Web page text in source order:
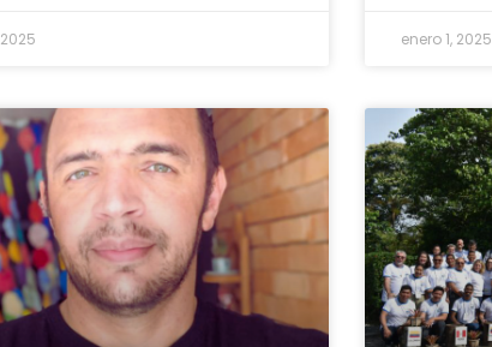
enero 1, 2025